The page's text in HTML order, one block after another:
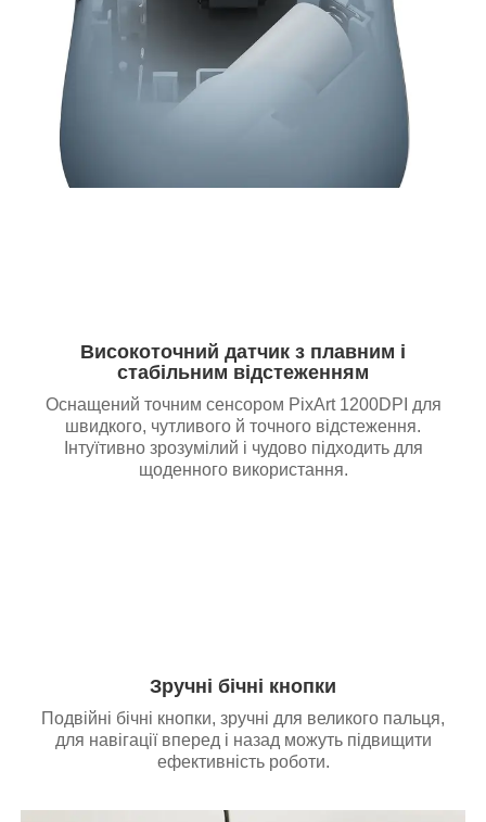
Високоточний датчик з плавним і
стабільним відстеженням
Оснащений точним сенсором PixArt 1200DPI для
швидкого, чутливого й точного відстеження.
Інтуїтивно зрозумілий і чудово підходить для
щоденного використання.
Зручні бічні кнопки
Подвійні бічні кнопки, зручні для великого пальця,
для навігації вперед і назад можуть підвищити
ефективність роботи.